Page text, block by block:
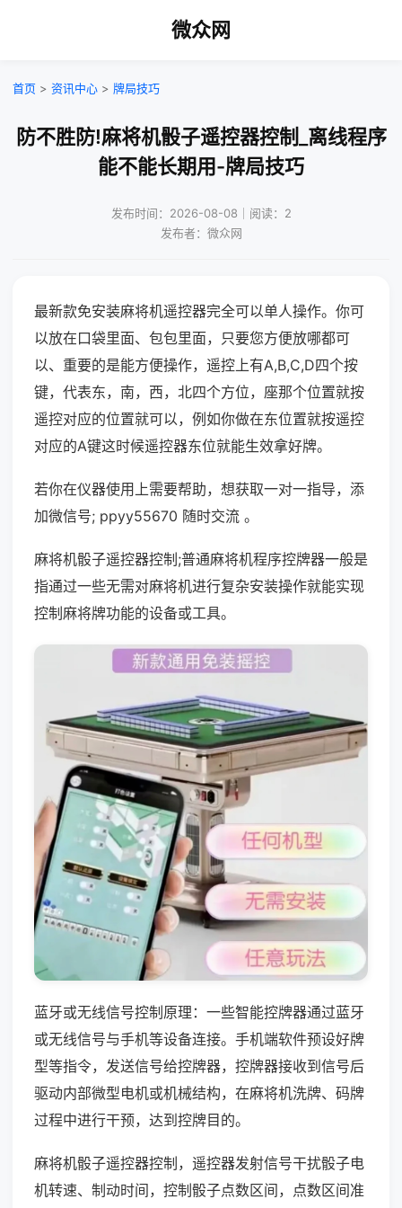
微众网
首页 > 资讯中心 > 牌局技巧
防不胜防!麻将机骰子遥控器控制_离线程序
能不能长期用-牌局技巧
发布时间：2026-08-08｜阅读：2
发布者：微众网
最新款免安装麻将机遥控器完全可以单人操作。你可
以放在口袋里面、包包里面，只要您方便放哪都可
以、重要的是能方便操作，遥控上有A,B,C,D四个按
键，代表东，南，西，北四个方位，座那个位置就按
遥控对应的位置就可以，例如你做在东位置就按遥控
对应的A键这时候遥控器东位就能生效拿好牌。
若你在仪器使用上需要帮助，想获取一对一指导，添
加微信号; ppyy55670 随时交流 。
麻将机骰子遥控器控制;普通麻将机程序控牌器一般是
指通过一些无需对麻将机进行复杂安装操作就能实现
控制麻将牌功能的设备或工具。
蓝牙或无线信号控制原理：一些智能控牌器通过蓝牙
或无线信号与手机等设备连接。手机端软件预设好牌
型等指令，发送信号给控牌器，控牌器接收到信号后
驱动内部微型电机或机械结构，在麻将机洗牌、码牌
过程中进行干预，达到控牌目的。
麻将机骰子遥控器控制，遥控器发射信号干扰骰子电
机转速、制动时间，控制骰子点数区间，点数区间准